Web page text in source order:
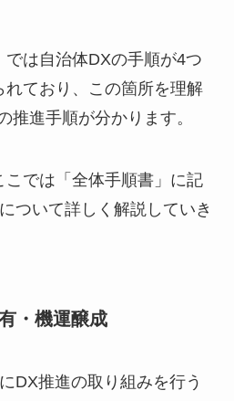
では自治体DXの手順が4つ
ており、この箇所を理解
推進手順が分かります。
こでは「全体手順書」に記
ついて詳しく解説していき
・機運醸成
DX推進の取り組みを行う